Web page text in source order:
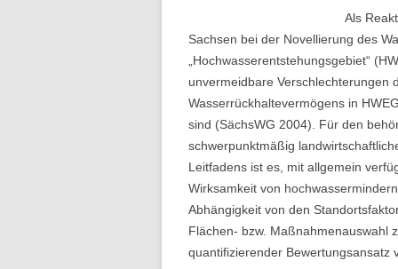
Folge 9 – Internationale Kommission
zum Schutz des Rheins
Folge 8 – Oeschger-Zentrum für
Klimaforschung
Folge 7 – Ökohydrologie
Folge 6 – Starkregen und Sturzfluten
Folge 5 – Feuchtgebiete & Moore
Als
Sachsen bei der Novellierung des
„Hochwasserentstehungsgebiet“
unvermeidbare Verschlechterungen
Wasserrückhaltevermögens in
sind (SächsWG 2004). Für den
schwerpunktmäßig
Leitfadens ist es, mit allgemein
Wirksamkeit von
Abhängigkeit von den
Flächen- bzw. Maßnahmenauswahl
quantifizierender Bewertungsansatz